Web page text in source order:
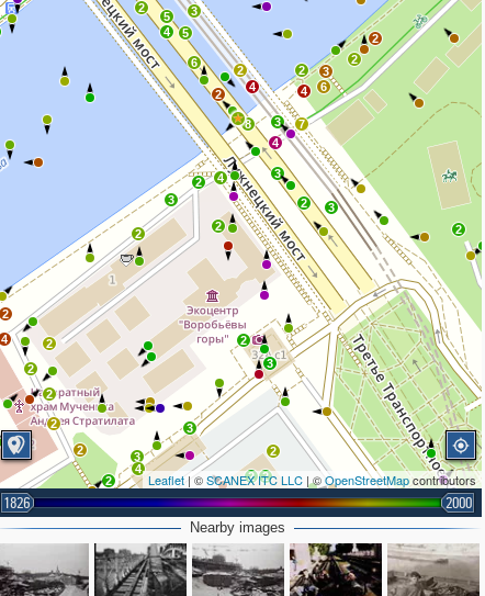
3 5
4
4
2
2
2
2
2
3
3
2
2
2
5
4
5
3
4 6
2 3
2
2
3
2
3
4
7
3
8
4
2
6
2
4
2
3
2
2
3
2
2
2
2
2
2
4
2
2
Leaflet | ©SCANEX ITC LLC | ©OpenStreetMapcontributors
1826 2000
Nearby images